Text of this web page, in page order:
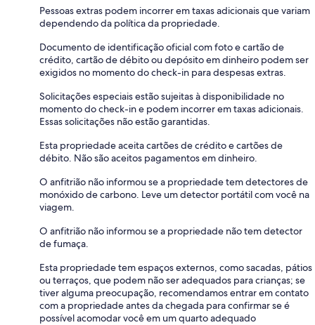
Pessoas extras podem incorrer em taxas adicionais que variam
dependendo da política da propriedade.
Documento de identificação oficial com foto e cartão de
crédito, cartão de débito ou depósito em dinheiro podem ser
exigidos no momento do check-in para despesas extras.
Solicitações especiais estão sujeitas à disponibilidade no
momento do check-in e podem incorrer em taxas adicionais.
Essas solicitações não estão garantidas.
Esta propriedade aceita cartões de crédito e cartões de
débito. Não são aceitos pagamentos em dinheiro.
O anfitrião não informou se a propriedade tem detectores de
monóxido de carbono. Leve um detector portátil com você na
viagem.
O anfitrião não informou se a propriedade não tem detector
de fumaça.
Esta propriedade tem espaços externos, como sacadas, pátios
ou terraços, que podem não ser adequados para crianças; se
tiver alguma preocupação, recomendamos entrar em contato
com a propriedade antes da chegada para confirmar se é
possível acomodar você em um quarto adequado